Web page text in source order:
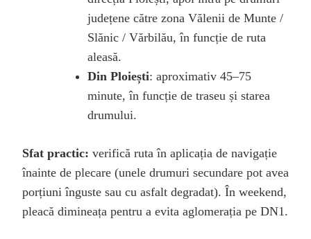
județene către zona Vălenii de Munte /
Slănic / Vărbilău, în funcție de ruta
aleasă.
Din Ploiești: aproximativ 45–75
minute, în funcție de traseu și starea
drumului.
Sfat practic: verifică ruta în aplicația de navigație
înainte de plecare (unele drumuri secundare pot avea
porțiuni înguste sau cu asfalt degradat). În weekend,
pleacă dimineața pentru a evita aglomerația pe DN1.